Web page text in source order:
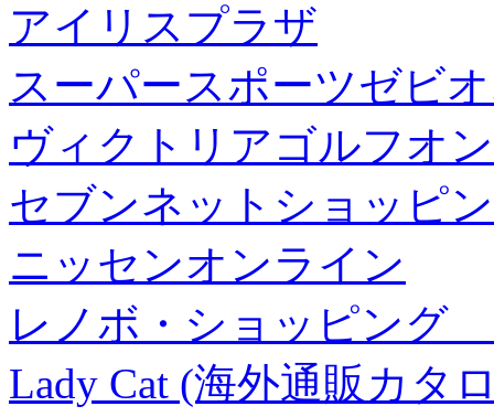
アイリスプラザ
スーパースポーツゼビ
ヴィクトリアゴルフオ
セブンネットショッピ
ニッセンオンライン
レノボ・ショッピング
Lady Cat (海外通販カタ